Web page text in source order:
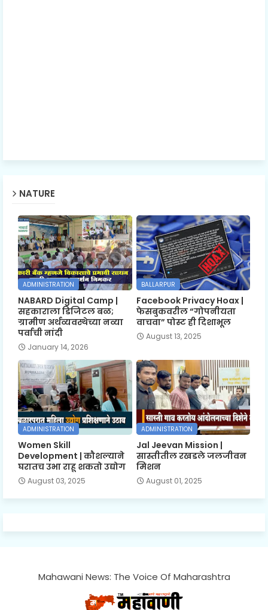
NATURE
ADMINISTRATION
NABARD Digital Camp |
सहकाराला डिजिटल बळ;
ग्रामीण अर्थव्यवस्थेच्या नव्या
पर्वाची नांदी
January 14, 2026
BALLARPUR
Facebook Privacy Hoax |
फेसबुकवरील “गोपनीयता
वाचवा” पोस्ट ही दिशाभूल
August 13, 2025
ADMINISTRATION
Women Skill
Development | कौशल्याने
घरातच उभा राहू शकतो उद्योग
August 03, 2025
ADMINISTRATION
Jal Jeevan Mission |
सास्तीतील रखडले जलजीवन
मिशन
August 01, 2025
Mahawani News: The Voice Of Maharashtra